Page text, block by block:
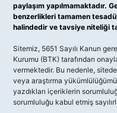
paylaşım yapılmamaktadır.
benzerlikleri tamamen
halindedir ve tavsiye niteliği
Sitemiz, 5651 Sayılı Kanun
Kurumu (BTK) tarafından
vermektedir. Bu nedenle,
veya araştırma
yazdıkları içeriklerin
sorumluluğu kabul etmiş